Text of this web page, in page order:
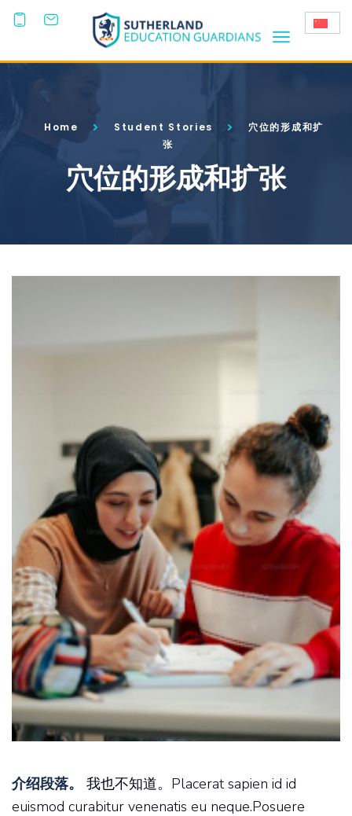
Home Student Stories
穴位的形成和扩
张
穴位的形成和扩张
介绍段落。
我也不知道。Placerat sapien id id
euismod curabitur venenatis eu neque.Posuere